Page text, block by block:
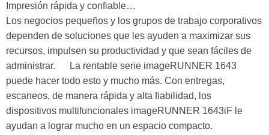
Impresión rápida y confiable…
Los negocios pequeños y los grupos de trabajo corporativos
dependen de soluciones que les ayuden a maximizar sus
recursos, impulsen su productividad y que sean fáciles de
administrar. La rentable serie imageRUNNER 1643
puede hacer todo esto y mucho más. Con entregas,
escaneos, de manera rápida y alta fiabilidad, los
dispositivos multifuncionales imageRUNNER 1643iF le
ayudan a lograr mucho en un espacio compacto.